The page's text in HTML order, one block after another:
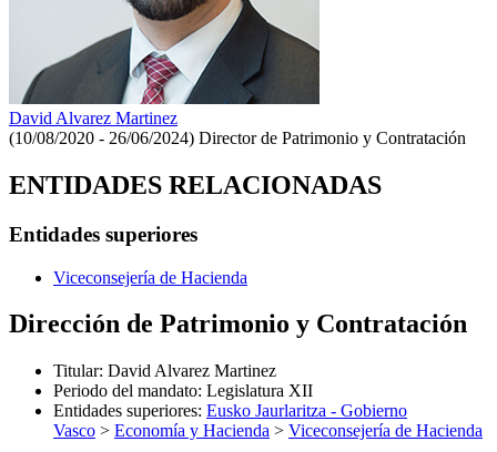
David Alvarez Martinez
(10/08/2020 - 26/06/2024) Director de Patrimonio y Contratación
ENTIDADES RELACIONADAS
Entidades superiores
Viceconsejería de Hacienda
Dirección de Patrimonio y Contratación
Titular: David Alvarez Martinez
Periodo del mandato: Legislatura XII
Entidades superiores: Eusko Jaurlaritza - Gobierno
Vasco > Economía y Hacienda > Viceconsejería de Hacienda